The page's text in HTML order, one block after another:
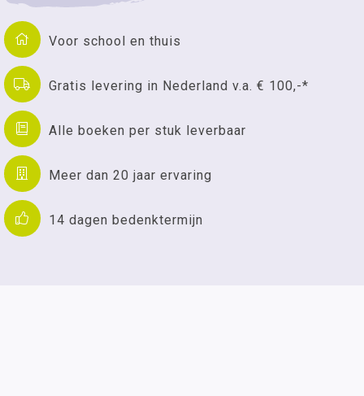
Voor school en thuis
Gratis levering in Nederland v.a. € 100,-*
Alle boeken per stuk leverbaar
Meer dan 20 jaar ervaring
14 dagen bedenktermijn